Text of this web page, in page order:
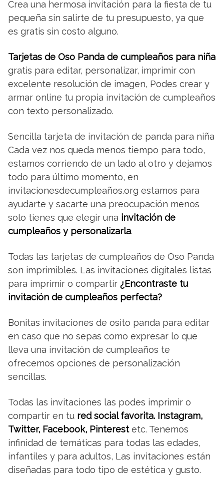
Crea una hermosa invitación para la fiesta de tu
pequeña sin salirte de tu presupuesto, ya que
es gratis sin costo alguno.
Tarjetas de Oso Panda de cumpleaños para niña
gratis para editar, personalizar, imprimir con
excelente resolución de imagen, Podes crear y
armar online tu propia invitación de cumpleaños
con texto personalizado.
Sencilla tarjeta de invitación de panda para niña
Cada vez nos queda menos tiempo para todo,
estamos corriendo de un lado al otro y dejamos
todo para último momento, en
invitacionesdecumpleaños.org estamos para
ayudarte y sacarte una preocupación menos
solo tienes que elegir una invitación de
cumpleaños y personalizarla.
Todas las tarjetas de cumpleaños de Oso Panda
son imprimibles. Las invitaciones digitales listas
para imprimir o compartir ¿Encontraste tu
invitación de cumpleaños perfecta?
Bonitas invitaciones de osito panda para editar
en caso que no sepas como expresar lo que
lleva una invitación de cumpleaños te
ofrecemos opciones de personalización
sencillas.
Todas las invitaciones las podes imprimir o
compartir en tu red social favorita. Instagram,
Twitter, Facebook, Pinterestetc. Tenemos
infinidad de temáticas para todas las edades,
infantiles y para adultos, Las invitaciones están
diseñadas para todo tipo de estética y gusto.